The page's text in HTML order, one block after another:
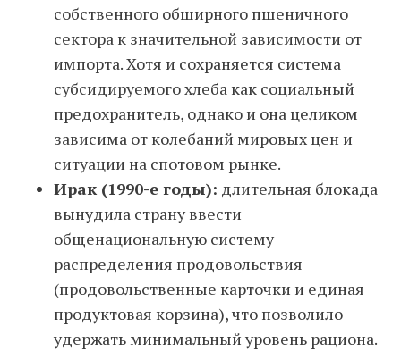
собственного обширного пшеничного
сектора к значительной зависимости от
импорта. Хотя и сохраняется система
субсидируемого хлеба как социальный
предохранитель, однако и она целиком
зависима от колебаний мировых цен и
ситуации на спотовом рынке.
Ирак (1990-е годы): длительная блокада
вынудила страну ввести
общенациональную систему
распределения продовольствия
(продовольственные карточки и единая
продуктовая корзина), что позволило
удержать минимальный уровень рациона.